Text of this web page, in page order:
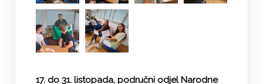
17. do 31. listopada, područni odjel Narodne